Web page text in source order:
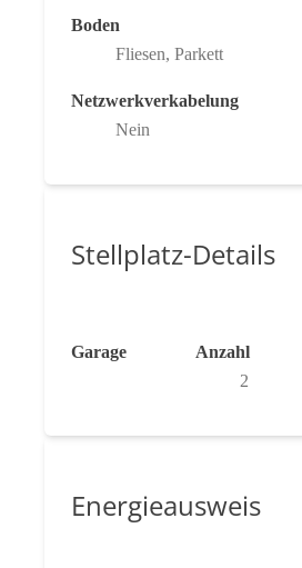
Boden
Fliesen, Parkett
Netzwerkverkabelung
Nein
Stellplatz-Details
Garage
Anzahl
2
Energieausweis